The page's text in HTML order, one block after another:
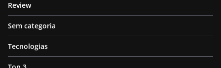
Review
Sem categoria
Tecnologias